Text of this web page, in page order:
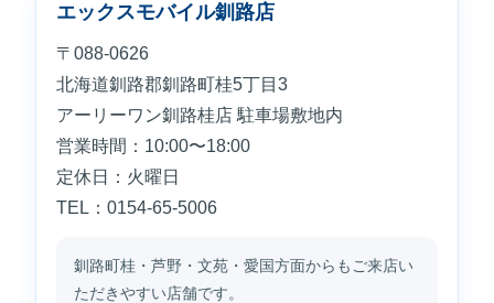
エックスモバイル釧路店
〒088-0626
北海道釧路郡釧路町桂5丁目3
アーリーワン釧路桂店 駐車場敷地内
営業時間：10:00〜18:00
定休日：火曜日
TEL：0154-65-5006
釧路町桂・芦野・文苑・愛国方面からもご来店い
ただきやすい店舗です。